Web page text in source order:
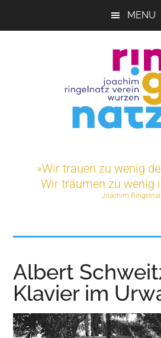
MENU
Verein
e.V.
Projekte
in
Wurzen
»Wir trauen zu wenig
Wir träumen zu wenig
Joachim
Albert
Klavier im